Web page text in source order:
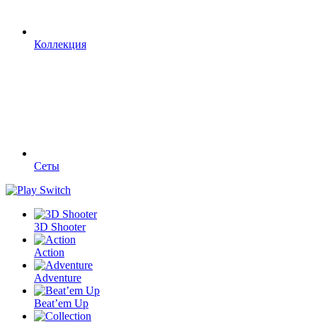
Коллекция
Сеты
3D Shooter
Action
Adventure
Beat’em Up